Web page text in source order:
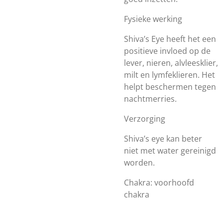
Fysieke werking
Shiva’s Eye heeft het een
positieve invloed op de
lever, nieren, alvleesklier,
milt en lymfeklieren. Het
helpt beschermen tegen
nachtmerries.
Verzorging
Shiva’s eye kan beter
niet met water gereinigd
worden.
Chakra: voorhoofd
chakra